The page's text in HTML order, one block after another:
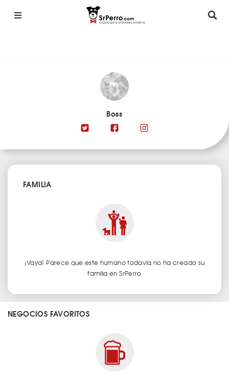
Boss
FAMILIA
¡Vaya! Parece que este humano todavía no ha creado su
familia en SrPerro
NEGOCIOS FAVORITOS